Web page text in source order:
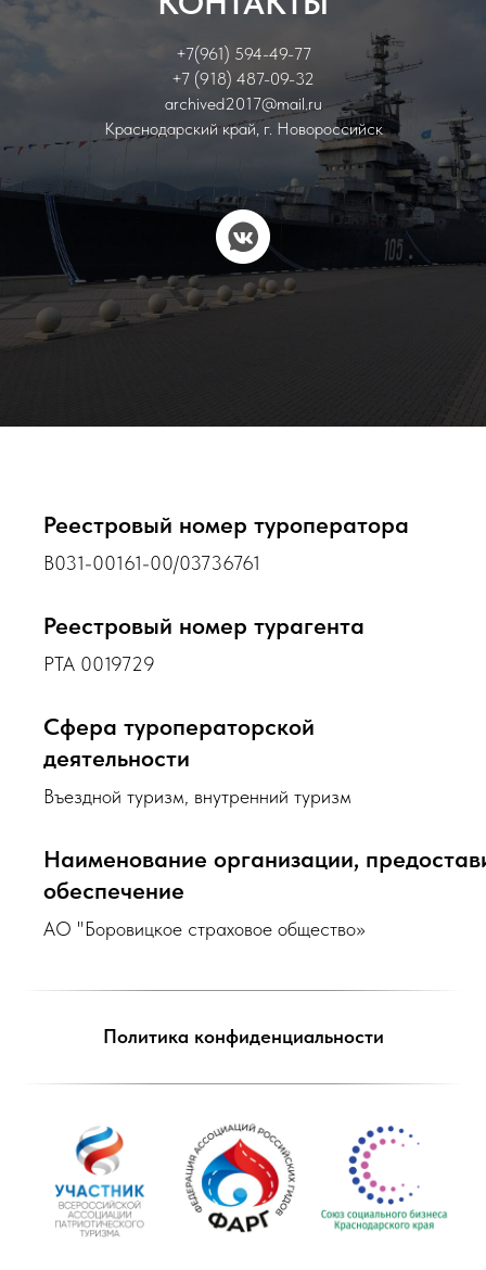
+7(961) 594-49-77
+7 (918) 487-09-32
archived2017@mail.ru
Краснодарский край, г. Новороссийск
Реестровый номер туроператора
В031-00161-00/03736761
Реестровый номер турагента
РТА 0019729
Сфера туроператорской
деятельности
Въездной туризм, внутренний туризм
Наименование организации,
обеспечение
АО "Боровицкое страховое общество»
Политика конфиденциальности